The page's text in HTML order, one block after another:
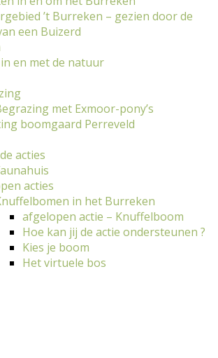
’t Burreken – gezien door de
een Buizerd
en met de natuur
met Exmoor-pony’s
boomgaard Perreveld
acties
acties
in het Burreken
afgelopen actie – Knuffelboom
Hoe kan jij de actie ondersteunen ?
Kies je boom
Het virtuele bos